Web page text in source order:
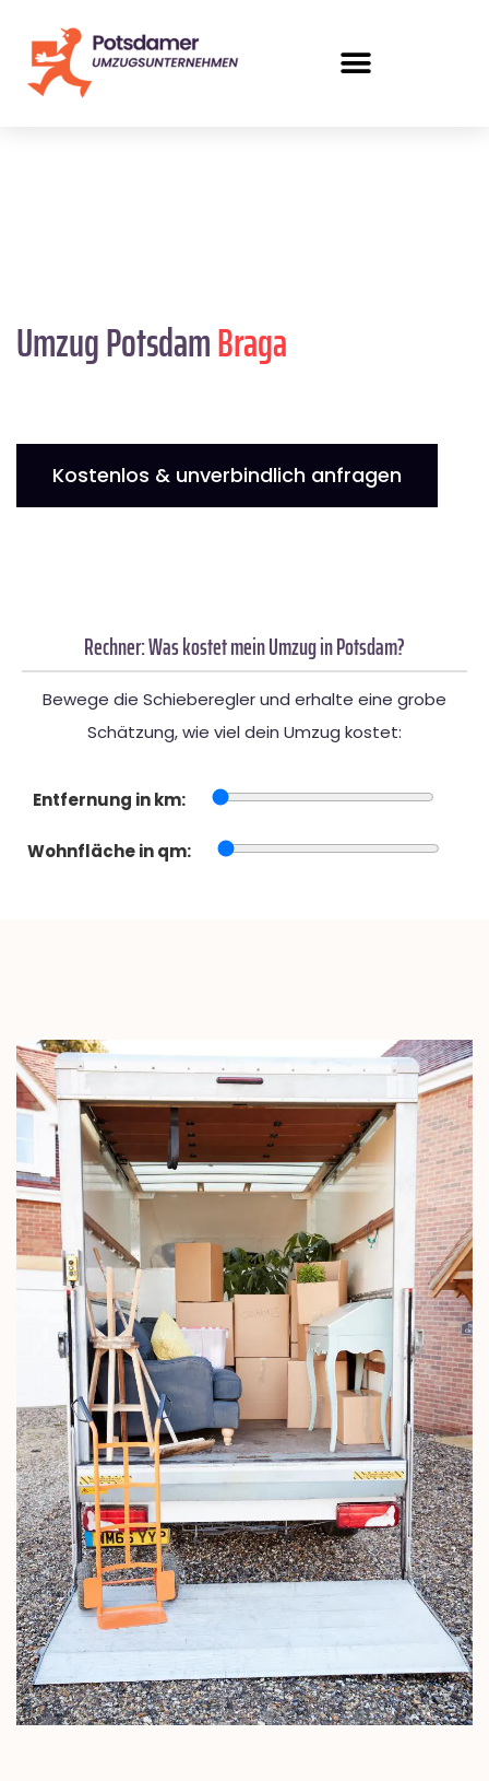
Umzug PotsdamBraga
Kostenlos & unverbindlich anfragen
Rechner: Was kostet mein Umzug in Potsdam?
Bewege die Schieberegler und erhalte eine grobe
Schätzung, wie viel dein Umzug kostet:
Entfernung in km:
Wohnfläche in qm: